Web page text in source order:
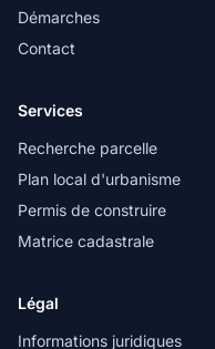
Démarches
Contact
Services
Recherche parcelle
Plan local d'urbanisme
Permis de construire
Matrice cadastrale
Légal
Informations juridiques